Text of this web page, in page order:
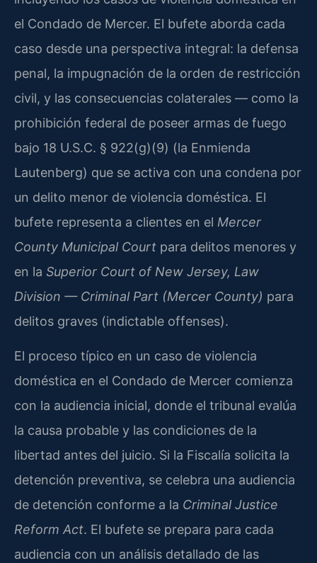
el Condado de Mercer. El bufete aborda cada
caso desde una perspectiva integral: la defensa
penal, la impugnación de la orden de restricción
civil, y las consecuencias colaterales — como la
prohibición federal de poseer armas de fuego
bajo 18 U.S.C. § 922(g)(9) (la Enmienda
Lautenberg) que se activa con una condena por
un delito menor de violencia doméstica. El
bufete representa a clientes en el Mercer
County Municipal Court para delitos menores y
en la Superior Court of New Jersey, Law
Division — Criminal Part (Mercer County) para
delitos graves (indictable offenses).
El proceso típico en un caso de violencia
doméstica en el Condado de Mercer comienza
con la audiencia inicial, donde el tribunal evalúa
la causa probable y las condiciones de la
libertad antes del juicio. Si la Fiscalía solicita la
detención preventiva, se celebra una audiencia
de detención conforme a la Criminal Justice
Reform Act. El bufete se prepara para cada
audiencia con un análisis detallado de las